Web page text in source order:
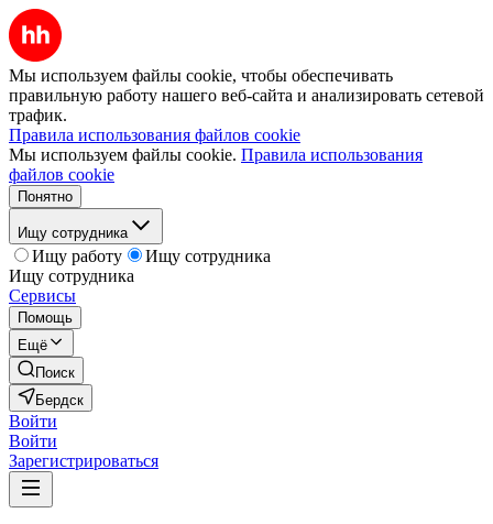
Мы используем файлы cookie, чтобы обеспечивать
правильную работу нашего веб-сайта и анализировать сетевой
трафик.
Правила использования файлов cookie
Мы используем файлы cookie. Правила использования
файлов cookie
Понятно
Ищу сотрудника
Ищу работу
Ищу сотрудника
Ищу сотрудника
Сервисы
Помощь
Ещё
Поиск
Бердск
Войти
Войти
Зарегистрироваться